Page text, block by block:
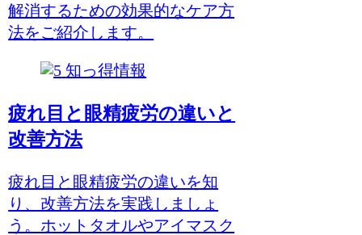
解消するための効果的なケア方
法をご紹介します。
知っ得情報
疲れ目と眼精疲労の違いと
改善方法
疲れ目と眼精疲労の違いを知
り、改善方法を実践しましょ
う。ホットタオルやアイマスク